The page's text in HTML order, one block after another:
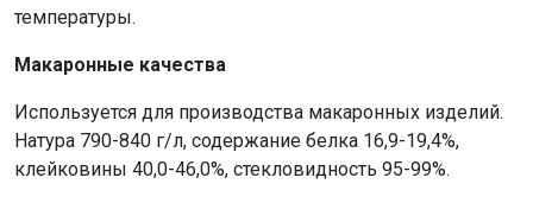
температуры.
Макаронные качества
Используется для производства макаронных изделий.
Натура 790-840 г/л, содержание белка 16,9-19,4%,
клейковины 40,0-46,0%, стекловидность 95-99%.